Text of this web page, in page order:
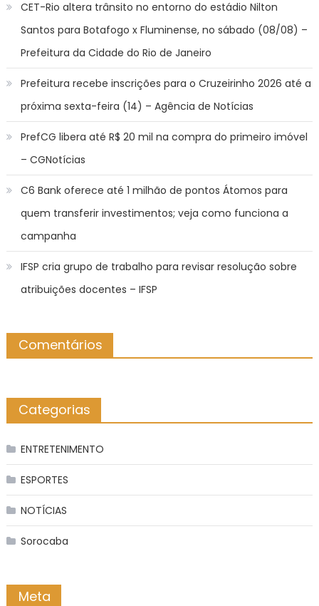
CET-Rio altera trânsito no entorno do estádio Nilton
Santos para Botafogo x Fluminense, no sábado (08/08) –
Prefeitura da Cidade do Rio de Janeiro
Prefeitura recebe inscrições para o Cruzeirinho 2026 até a
próxima sexta-feira (14) – Agência de Notícias
PrefCG libera até R$ 20 mil na compra do primeiro imóvel
– CGNotícias
C6 Bank oferece até 1 milhão de pontos Átomos para
quem transferir investimentos; veja como funciona a
campanha
IFSP cria grupo de trabalho para revisar resolução sobre
atribuições docentes – IFSP
Comentários
Categorias
ENTRETENIMENTO
ESPORTES
NOTÍCIAS
Sorocaba
Meta